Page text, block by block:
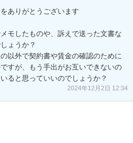
ありがとうございます
モしたものや、訴えで送った文書な
ょうか？
以外で契約書や賃金の確認のために
すが、もう手出がお互いできないの
ると思っていいのでしょうか？
2024年12月2日 12:34